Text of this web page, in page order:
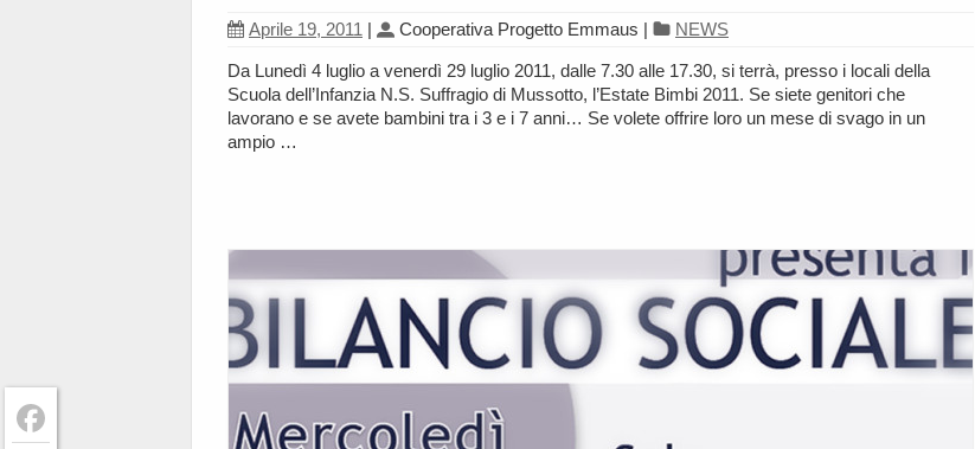
Aprile 19, 2011 | Cooperativa Progetto Emmaus | NEWS
Da Lunedì 4 luglio a venerdì 29 luglio 2011, dalle 7.30 alle 17.30, si terrà, presso i locali della
Scuola dell’Infanzia N.S. Suffragio di Mussotto, l’Estate Bimbi 2011. Se siete genitori che
lavorano e se avete bambini tra i 3 e i 7 anni… Se volete offrire loro un mese di svago in un
ampio …